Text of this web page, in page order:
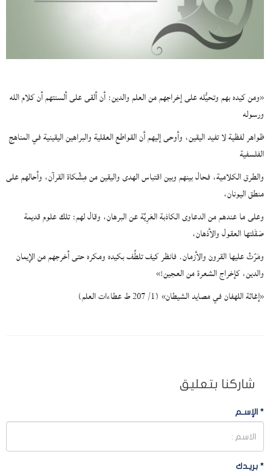
«ومن كيده بهم وتحيُّله على إخراجهم من العلم والدين: أن ألقى على ألسنتهم أن كلام الله
ورسوله
ظواهر لفظية لا تفيد اليقين، وأوحى إليهم أن القواطع العقلية والبراهين اليقينية في المناهج
الفلسفية
والطرق الكلامية، فحال بينهم وبين اقتباس الهدى واليقين من مِشْكاة القرآن، وأحالهم على
منطق اليونان،
وعلى ما عندهم من الدعاوى الكاذبة العَرِيَّة عن البرهان، وقال لهم: تلك علوم قديمة
صَقَلتها العقول والأذهان،
ومَرّتْ عليها القرون والأزمان. فانظر كيف تلطَّف بكيده ومكره حتى أخرجهم من الإيمان
والدين، كإخراج الشعرة من العجين!»
«إغاثة اللهفان في مصايد الشيطان» (1/ 207 ط عطاءات العلم)
شاركنا بتعليق
* الإسـم
* بريـدك